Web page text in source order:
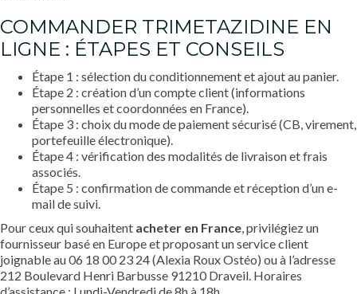
COMMANDER TRIMETAZIDINE EN
LIGNE : ÉTAPES ET CONSEILS
Étape 1 : sélection du conditionnement et ajout au panier.
Étape 2 : création d’un compte client (informations
personnelles et coordonnées en France).
Étape 3 : choix du mode de paiement sécurisé (CB, virement,
portefeuille électronique).
Étape 4 : vérification des modalités de livraison et frais
associés.
Étape 5 : confirmation de commande et réception d’un e-
mail de suivi.
Pour ceux qui souhaitent acheter en France, privilégiez un
fournisseur basé en Europe et proposant un service client
joignable au 06 18 00 23 24 (Alexia Roux Ostéo) ou à l’adresse
212 Boulevard Henri Barbusse 91210 Draveil. Horaires